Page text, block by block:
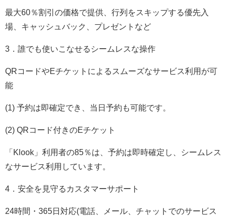
最大60％割引の価格で提供、行列をスキップする優先入
場、キャッシュバック、プレゼントなど
3．誰でも使いこなせるシームレスな操作
QRコードやEチケットによるスムーズなサービス利用が可
能
(1) 予約は即確定でき、当日予約も可能です。
(2) QRコード付きのEチケット
「Klook」利用者の85％は、予約は即時確定し、シームレス
なサービス利用しています。
4．安全を見守るカスタマーサポート
24時間・365日対応(電話、メール、チャットでのサービス